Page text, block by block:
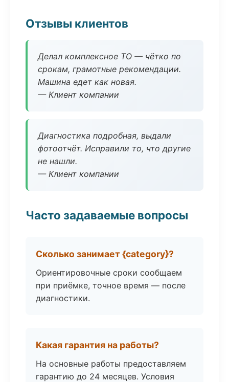
Отзывы клиентов
Делал комплексное ТО — чётко по
срокам, грамотные рекомендации.
Машина едет как новая.
— Клиент компании
Диагностика подробная, выдали
фотоотчёт. Исправили то, что другие
не нашли.
— Клиент компании
Часто задаваемые вопросы
Сколько занимает {category}?
Ориентировочные сроки сообщаем
при приёмке, точное время — после
диагностики.
Какая гарантия на работы?
На основные работы предоставляем
гарантию до 24 месяцев. Условия